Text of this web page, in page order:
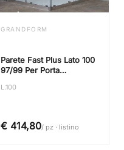
GRANDFORM
Parete Fast Plus Lato 100
97/99 Per Porta
Premontato
L.100
€ 414,80/ pz · listino